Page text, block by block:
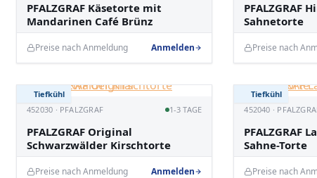
PFALZGRAF Käsetorte mit
Mandarinen Café Brünz
Preise nach Anmeldung Anmelden
PFALZGRAF
Sahnetorte
Preise nach
Tiefkühl
452030 · PFALZGRAF
1-3 TAGE
PFALZGRAF Original
Schwarzwälder Kirschtorte
Preise nach Anmeldung Anmelden
Tiefkühl
452040 ·
PFALZGRAF
Sahne-Torte
Preise nach